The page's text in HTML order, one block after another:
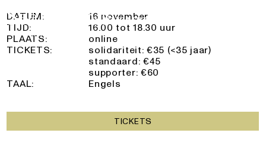
Logo See All This, linkt naar de homepage
16 November 2025
DATUM:
16 november
TIJD:
16.00 tot 18.30 uur
PLAATS:
online
TICKETS:
solidariteit: €35 (<35 jaar)
standaard: €45
supporter: €60
TAAL:
Engels
TICKETS